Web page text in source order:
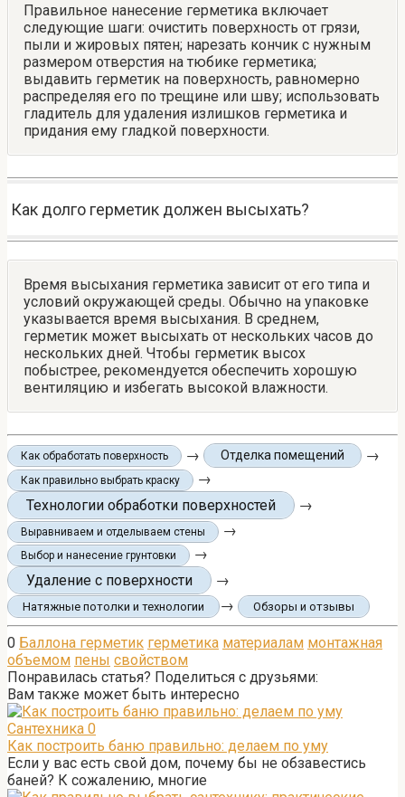
Правильное нанесение герметика включает
следующие шаги: очистить поверхность от грязи,
пыли и жировых пятен; нарезать кончик с нужным
размером отверстия на тюбике герметика;
выдавить герметик на поверхность, равномерно
распределяя его по трещине или шву; использовать
гладитель для удаления излишков герметика и
придания ему гладкой поверхности.
Как долго герметик должен высыхать?
Время высыхания герметика зависит от его типа и
условий окружающей среды. Обычно на упаковке
указывается время высыхания. В среднем,
герметик может высыхать от нескольких часов до
нескольких дней. Чтобы герметик высох
побыстрее, рекомендуется обеспечить хорошую
вентиляцию и избегать высокой влажности.
Как обработать поверхность → Отделка помещений →
Как правильно выбрать краску
→
Технологии обработки поверхностей
→
Выравниваем и отделываем стены →
Выбор и нанесение грунтовки
→
Удаление с поверхности
→
Натяжные потолки и технологии → Обзоры и отзывы
0 Баллона герметик герметика материалам монтажная
объемом пены свойством
Понравилась статья? Поделиться с друзьями:
Вам также может быть интересно
Сантехника 0
Как построить баню правильно: делаем по уму
Если у вас есть свой дом, почему бы не обзавестись
баней? К сожалению, многие